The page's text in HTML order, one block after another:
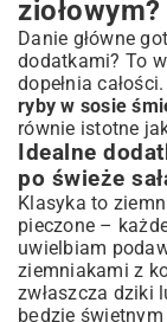
ziołowym?
Danie główne
dodatkami? To
dopełnia
ryby w sosie
równie istotne
Idealne
po świeże
Klasyka to
pieczone –
uwielbiam
ziemniakami z
zwłaszcza dziki
będzie